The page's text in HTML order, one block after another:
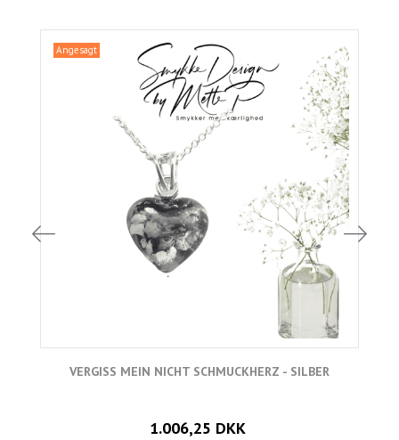
Angesagt
VERGISS MEIN NICHT SCHMUCKHERZ - SILBER
1.006,25 DKK